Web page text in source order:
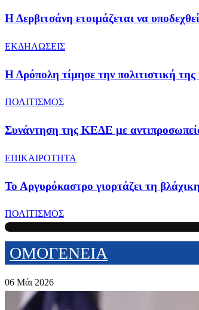
Η Δερβιτσάνη ετοιμάζεται να
ΕΚΔΗΛΩΣΕΙΣ
Η Δρόπολη τίμησε την πολιτιστική
ΠΟΛΙΤΙΣΜΟΣ
Συνάντηση της ΚΕΔΕ με
ΕΠΙΚΑΙΡΟΤΗΤΑ
Το Αργυρόκαστρο γιορτάζει τη
ΠΟΛΙΤΙΣΜΟΣ
ΟΜΟΓΕΝΕΙΑ
06 Μάι 2026